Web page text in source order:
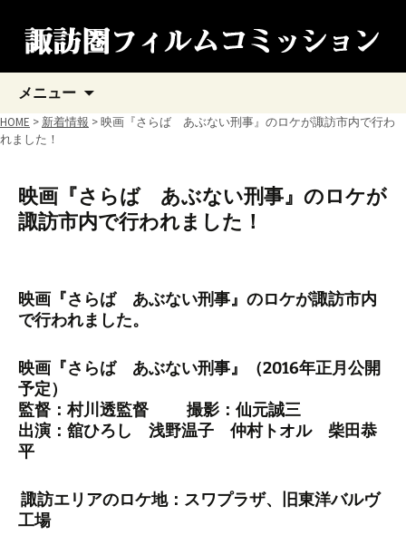
メニュー
テ
ン
キ
ッ
プ
HOME > 新着情報 > 映画『さらば あぶない刑事』のロケが諏訪市内で行わ
れました！
映画『さらば あぶない刑事』のロケが
諏訪市内で行われました！
映画『さらば あぶない刑事』のロケが諏訪市内
で行われました。
映画『さらば あぶない刑事』（2016年正月公開
予定）
監督：村川透監督 撮影：仙元誠三
出演：舘ひろし 浅野温子 仲村トオル 柴田恭
平
諏訪エリアのロケ地：スワプラザ、旧東洋バルヴ
工場